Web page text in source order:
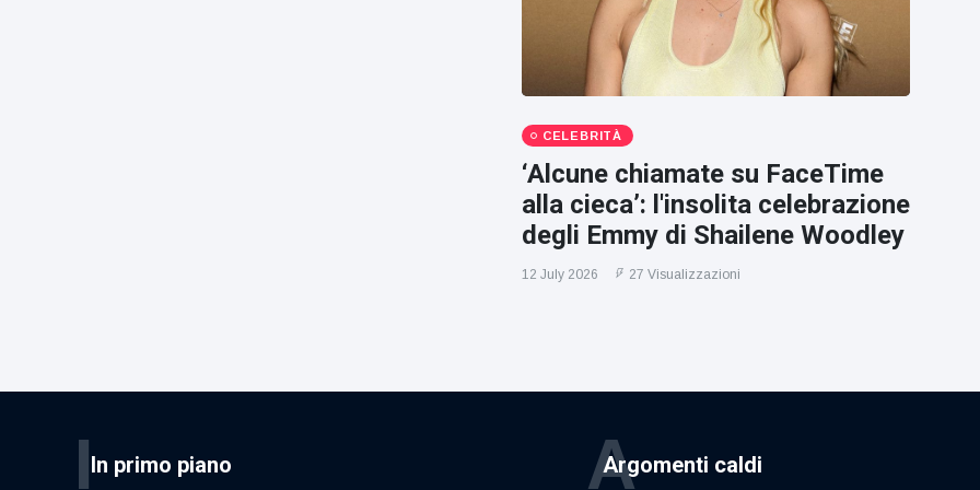
CELEBRITÀ
‘Alcune chiamate su FaceTime
alla cieca’: l'insolita celebrazione
degli Emmy di Shailene Woodley
12 July 2026 27 Visualizzazioni
In primo piano
I Argomenti caldi
A